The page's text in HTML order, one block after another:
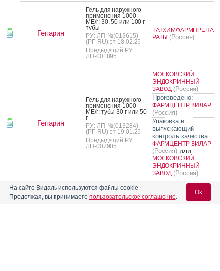
Гепарин
Гель для на­руж­но­го
при­мене­ния 1000
МЕ/г: 30, 50 или 100 г
ту­бы
РУ: ЛП-№(013615)-
(РГ-RU) от 18.02.26
Предыдущий РУ:
ЛП-001895
ТАТХИМФАРМПРЕПА
РАТЫ (Россия)
Гепарин
Гель для на­руж­но­го
при­мене­ния 1000
МЕ/г: ту­бы 30 г или 50
г
РУ: ЛП-№(013284)-
(РГ-RU) от 19.01.26
Предыдущий РУ:
ЛП-007905
МОСКОВСКИЙ
ЭНДОКРИННЫЙ
ЗАВОД (Россия)
Произведено:
ФАРМЦЕНТР ВИЛАР
(Россия)
Упаковка и
выпускающий
контроль качества:
ФАРМЦЕНТР ВИЛАР
(Россия) или
МОСКОВСКИЙ
ЭНДОКРИННЫЙ
ЗАВОД (Россия)
Гепарин
На сайте Видаль используются файлы cookie
Продолжая, вы принимаете пользовательское соглашение.
Ok